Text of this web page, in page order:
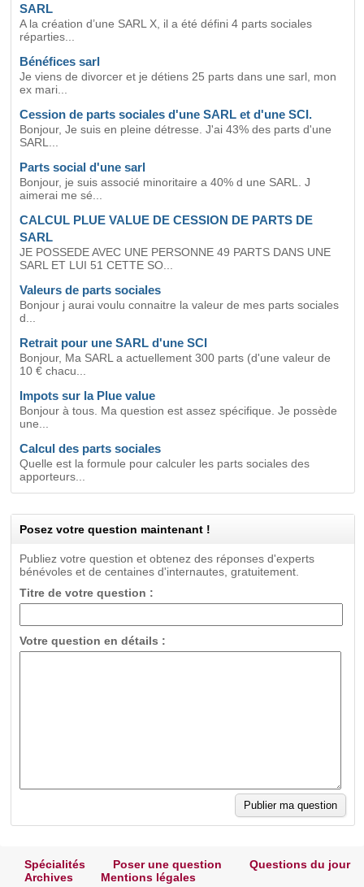
SARL
A la création d’une SARL X, il a été défini 4 parts sociales
réparties...
Bénéfices sarl
Je viens de divorcer et je détiens 25 parts dans une sarl, mon
ex mari...
Cession de parts sociales d'une SARL et d'une SCI.
Bonjour, Je suis en pleine détresse. J'ai 43% des parts d'une
SARL...
Parts social d'une sarl
Bonjour, je suis associé minoritaire a 40% d une SARL. J
aimerai me sé...
CALCUL PLUE VALUE DE CESSION DE PARTS DE
SARL
JE POSSEDE AVEC UNE PERSONNE 49 PARTS DANS UNE
SARL ET LUI 51 CETTE SO...
Valeurs de parts sociales
Bonjour j aurai voulu connaitre la valeur de mes parts sociales
d...
Retrait pour une SARL d'une SCI
Bonjour, Ma SARL a actuellement 300 parts (d'une valeur de
10 € chacu...
Impots sur la Plue value
Bonjour à tous. Ma question est assez spécifique. Je possède
une...
Calcul des parts sociales
Quelle est la formule pour calculer les parts sociales des
apporteurs...
Posez votre question maintenant !
Publiez votre question et obtenez des réponses d'experts
bénévoles et de centaines d'internautes, gratuitement.
Titre de votre question :
Votre question en détails :
Spécialités Poser une question
Questions du jour
Archives
Mentions légales